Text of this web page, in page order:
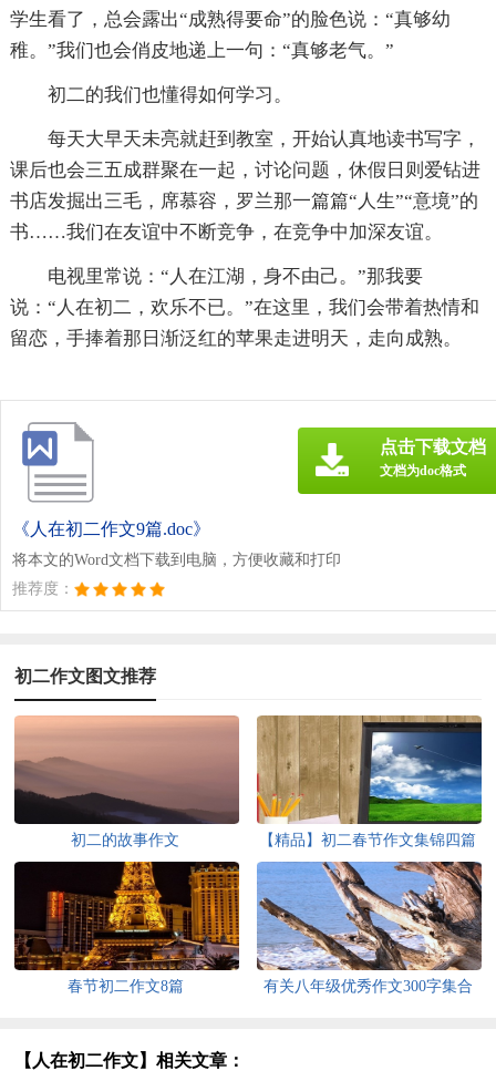
学生看了，总会露出“成熟得要命”的脸色说：“真够幼
稚。”我们也会俏皮地递上一句：“真够老气。”
初二的我们也懂得如何学习。
每天大早天未亮就赶到教室，开始认真地读书写字，
课后也会三五成群聚在一起，讨论问题，休假日则爱钻进
书店发掘出三毛，席慕容，罗兰那一篇篇“人生”“意境”的
书……我们在友谊中不断竞争，在竞争中加深友谊。
电视里常说：“人在江湖，身不由己。”那我要
说：“人在初二，欢乐不已。”在这里，我们会带着热情和
留恋，手捧着那日渐泛红的苹果走进明天，走向成熟。
《人在初二作文9篇.doc》
将本文的Word文档下载到电脑，方便收藏和打印
推荐度：
点击下载文档
文档为doc格式
初二作文图文推荐
初二的故事作文 【精品】初二春节作文集锦四篇
春节初二作文8篇
有关八年级优秀作文300字集合
【人在初二作文】相关文章：